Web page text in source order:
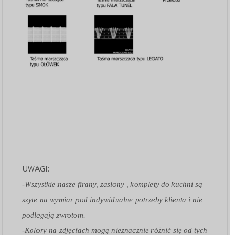
UWAGI:
-Wszystkie nasze firany, zasłony , komplety do kuchni są
szyte na wymiar pod indywidualne potrzeby klienta i nie
podlegają zwrotom.
-Kolory na zdjęciach mogą nieznacznie różnić się od tych